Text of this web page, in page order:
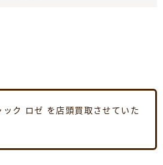
ック ロゼ を店頭買取させていた